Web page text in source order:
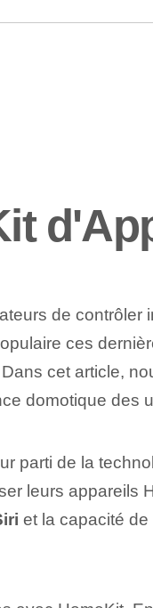
de contrôler
ces
cet article,
domotique des
parti de la
leurs appareils
et la capacité de